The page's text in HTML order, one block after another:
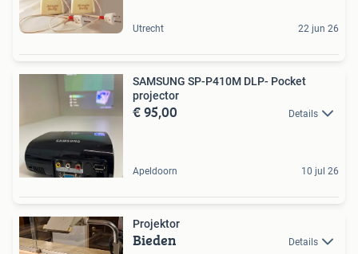
Utrecht 22 jun 26
SAMSUNG SP-P410M DLP- Pocket
projector
€ 95,00 Details
Apeldoorn 10 jul 26
Projektor
Bieden Details